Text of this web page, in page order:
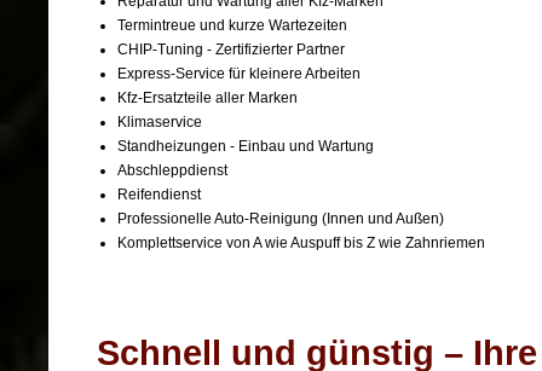
Termintreue und kurze Wartezeiten
CHIP-Tuning - Zertifizierter Partner
Express-Service für kleinere Arbeiten
Kfz-Ersatzteile aller Marken
Klimaservice
Standheizungen - Einbau und Wartung
Abschleppdienst
Reifendienst
Professionelle Auto-Reinigung (Innen und Außen)
Komplettservice von A wie Auspuff bis Z wie Zahnriemen
Schnell und günstig –